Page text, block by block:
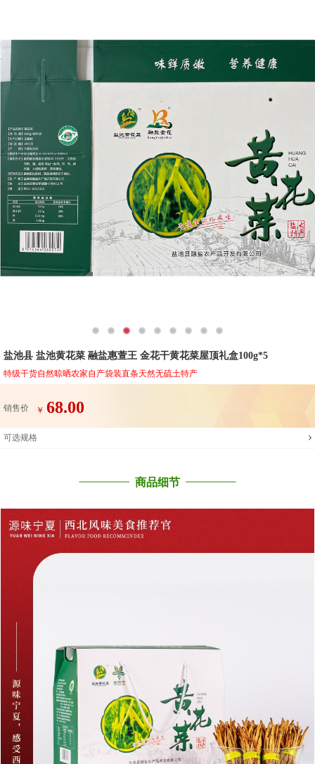
盐池县 盐池黄花菜 融盐惠萱王 金花干黄花菜屋顶礼盒100g*5
特级干货自然晾晒农家自产袋装直条天然无硫土特产
销售价 ￥ 68.00
可选规格
商品细节